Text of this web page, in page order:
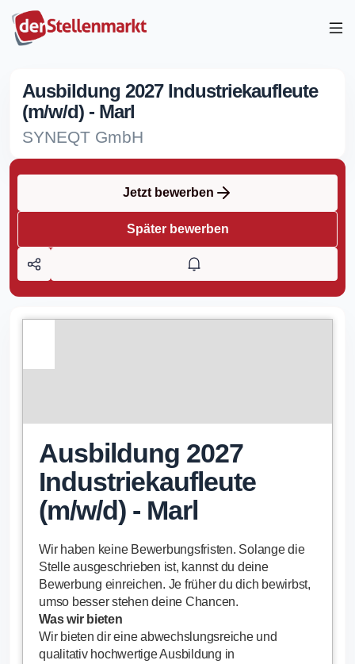
Ausbildung 2027 Industriekaufleute
(m/w/d) - Marl
SYNEQT GmbH
Jetzt bewerben
Später bewerben
Ausbildung 2027
Industriekaufleute
(m/w/d) - Marl
Wir haben keine Bewerbungsfristen. Solange die
Stelle ausgeschrieben ist, kannst du deine
Bewerbung einreichen. Je früher du dich bewirbst,
umso besser stehen deine Chancen.
Was wir bieten
Wir bieten dir eine abwechslungsreiche und
qualitativ hochwertige Ausbildung in